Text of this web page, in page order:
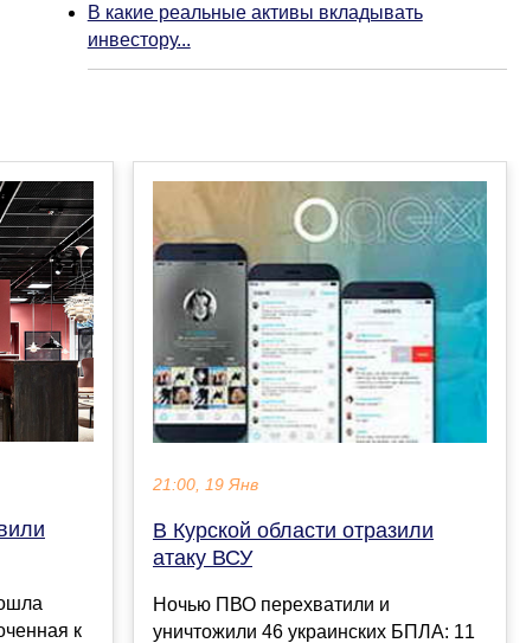
В какие реальные активы вкладывать
инвестору...
к
21:00, 19 Янв
В Курской области отразили
атаку ВСУ
Ночью ПВО перехватили и
уничтожили 46 украинских БПЛА: 11